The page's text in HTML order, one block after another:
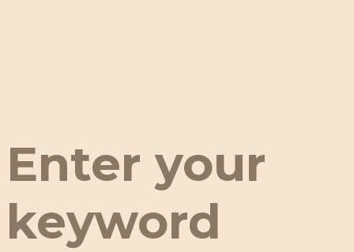
Enter your
keyword